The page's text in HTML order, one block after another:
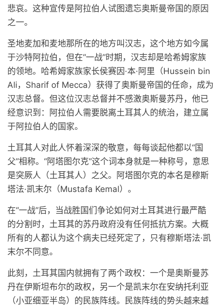
悲哀。这种宣传是阿拉伯人试图遗忘奥斯曼帝国的原因
之一。
圣地麦加和麦地那所在的地方叫汉志，这个地方如今属
于沙特阿拉伯，但在“一战”时期，汉志却是哈希姆家族
的领地。哈希姆家族家长侯赛因·本·阿里（Hussein bin
Ali，Sharif of Mecca）获得了奥斯曼帝国的任命，成为
汉志总督。但这位汉志总督并不感激奥斯曼苏丹，他已
经意识到：阿拉伯人需要脱离土耳其人的统治，建立属
于阿拉伯人的国家。
土耳其人对此人怀着深深的敬意，每每谈起他都以“国
父”相称。“阿塔图尔克”这个词本身就是一种称号，意思
是突厥人（土耳其人）之父。阿塔图尔克的本名是穆斯
塔法·凯末尔（Mustafa Kemal）。
在“一战”后，当战胜国们争论如何对土耳其进行最严酷
的分割时，土耳其的苏丹政府没有任何抵抗方案。大概
所有的人都认为这个病夫已经死定了，只有穆斯塔法·凯
末尔不同意。
此刻，土耳其国内就拥有了两个政权：一个是奥斯曼苏
丹在伊斯坦布尔的政权，另一个是凯末尔在安纳托利亚
（小亚细亚半岛）的民族阵线。民族阵线的势头越来越